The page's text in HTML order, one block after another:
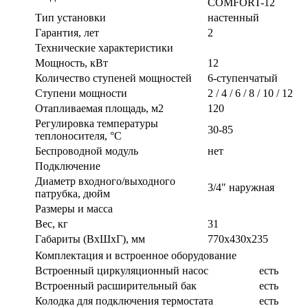
Тип установки
настенный
Гарантия, лет
2
Технические характеристики
Мощность, кВт
12
Количество ступеней мощностей
6-ступенчатый
Ступени мощности
2 / 4 / 6 / 8 / 10 / 12
Отапливаемая площадь, м2
120
Регулировка температуры
теплоносителя, °С
30-85
Беспроводной модуль
нет
Подключение
Диаметр входного/выходного
патрубка, дюйм
3/4" наружная
Размеры и масса
Вес, кг
31
Габариты (ВxШxГ), мм
770x430x235
Комплектация и встроенное оборудование
Встроенный циркуляционный насос
есть
Встроенный расширительный бак
есть
Колодка для подключения термостата
есть